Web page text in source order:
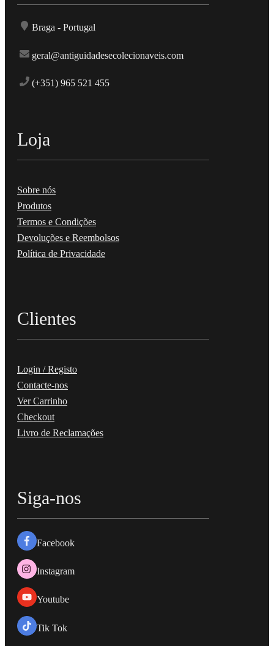
Braga - Portugal
geral@antiguidadesecolecionaveis.com
(+351) 965 521 455
Loja
Sobre nós
Produtos
Termos e Condições
Devoluções e Reembolsos
Política de Privacidade
Clientes
Login / Registo
Contacte-nos
Ver Carrinho
Checkout
Livro de Reclamações
Siga-nos
Facebook
Instagram
Youtube
Tik Tok